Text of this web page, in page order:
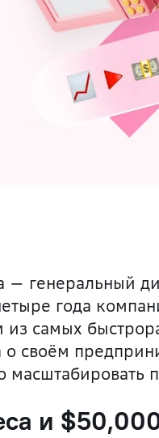
— генеральный
года
из самых
о своём
масштабировать
и